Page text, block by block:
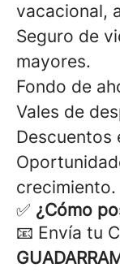
vacacional,
Seguro de
mayores.
Fondo de
Vales de
Descuentos
crecimiento.
✅ ¿Cómo
📧 Envía tu